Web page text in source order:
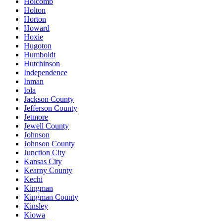
Holton
Horton
Howard
Hoxie
Hugoton
Humboldt
Hutchinson
Independence
Inman
Iola
Jackson County
Jefferson County
Jetmore
Jewell County
Johnson
Johnson County
Junction City
Kansas City
Kearny County
Kechi
Kingman
Kingman County
Kinsley
Kiowa